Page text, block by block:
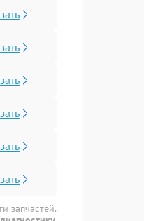
запчастей.